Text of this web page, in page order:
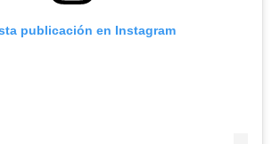
publicación en Instagram